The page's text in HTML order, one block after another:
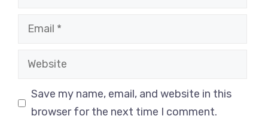
Email
Website
Save my name, email, and website in this
browser for the next time I comment.